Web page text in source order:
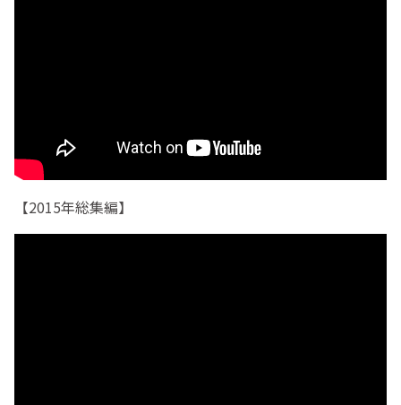
【2015年総集編】